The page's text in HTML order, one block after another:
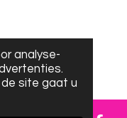
analyse-
de site gaat u